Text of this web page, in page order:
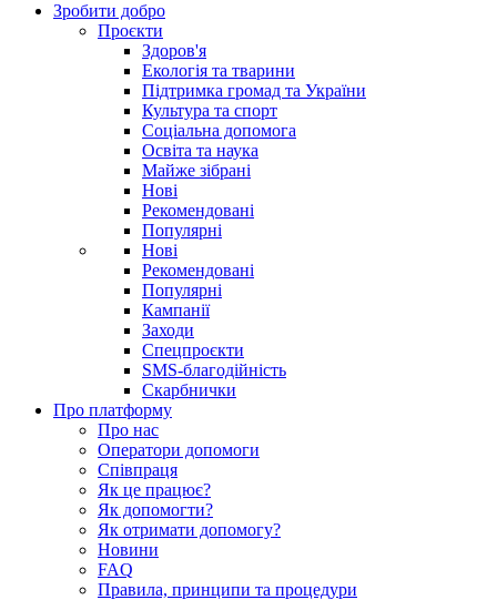
Зробити добро
Проєкти
Здоров'я
Екологія та тварини
Підтримка громад та України
Культура та спорт
Соціальна допомога
Освіта та наука
Майже зібрані
Нові
Рекомендовані
Популярні
Нові
Рекомендовані
Популярні
Кампанії
Заходи
Спецпроєкти
SMS-благодійність
Скарбнички
Про платформу
Про нас
Оператори допомоги
Співпраця
Як це працює?
Як допомогти?
Як отримати допомогу?
Новини
FAQ
Правила, принципи та процедури